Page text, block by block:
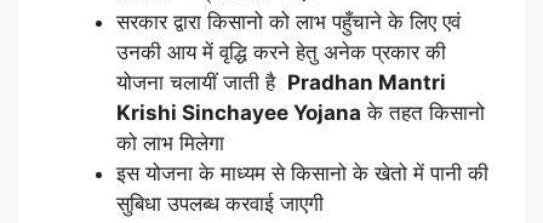
सरकार द्वारा किसानो को लाभ पहुँचाने के लिए एवं
उनकी आय में वृद्धि करने हेतु अनेक प्रकार की
योजना चलायीं जाती है Pradhan Mantri
Krishi Sinchayee Yojana के तहत किसानो
को लाभ मिलेगा
इस योजना के माध्यम से किसानो के खेतो में पानी की
सुबिधा उपलब्ध करवाई जाएगी